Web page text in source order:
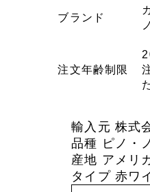
ブランド
注文年齢制限
輸入元 株式
品種 ピノ・
産地 アメリ
タイプ 赤ワ